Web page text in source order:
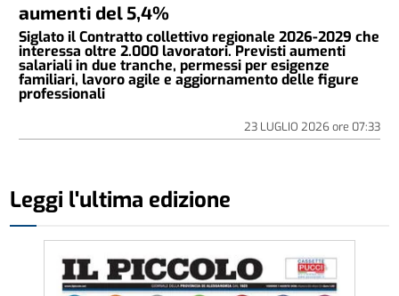
aumenti del 5,4%
Siglato il Contratto collettivo regionale 2026-2029 che
interessa oltre 2.000 lavoratori. Previsti aumenti
salariali in due tranche, permessi per esigenze
familiari, lavoro agile e aggiornamento delle figure
professionali
23 LUGLIO 2026ore 07:33
Leggi l'ultima edizione